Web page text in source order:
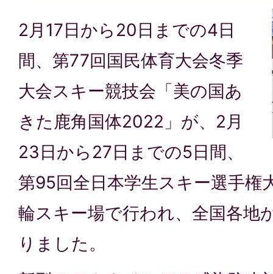
2月17日から20日までの4日
間、第77回国民体育大会冬季
大会スキー競技会「美の国あ
きた鹿角国体2022」が、2月
23日から27日までの5日間、
第95回全日本学生スキー選手権
輪スキー場で行われ、全国各地
りました。